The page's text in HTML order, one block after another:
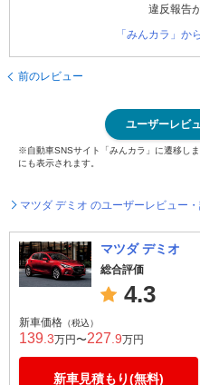
違反報告
「みんカラ」か
前のレビュー
ユーザーレビ
※自動車SNSサイト「みんカラ」に遷移し
にも表示されます。
マツダ デミオ のユーザーレビュー
マツダ デミオ
総合評価
4.3
新車価格 （税込）
139 .3万円〜227 .9万円
新車見積もり(無料)